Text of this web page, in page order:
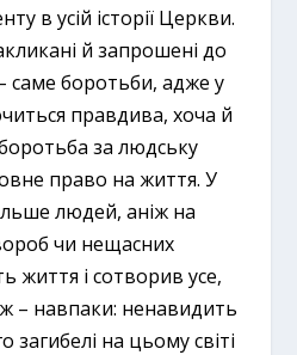
в усій історії Церкви.
й запрошені до
саме боротьби, адже у
правдива, хоча й
за людську
право на життя. У
людей, аніж на
чи нещасних
життя і сотворив усе,
– навпаки: ненавидить
загибелі на цьому світі